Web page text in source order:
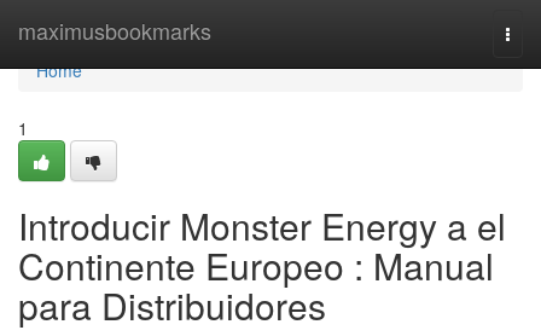
maximusbookmarks
Home
Home
1
Introducir Monster Energy a el
Continente Europeo : Manual
para Distribuidores